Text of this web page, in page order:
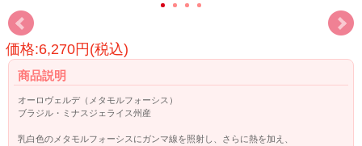
価格:6,270円(税込)
商品説明
オーロヴェルデ（メタモルフォーシス）
ブラジル・ミナスジェライス州産
乳白色のメタモルフォーシスにガンマ線を照射し、さらに熱を加え、